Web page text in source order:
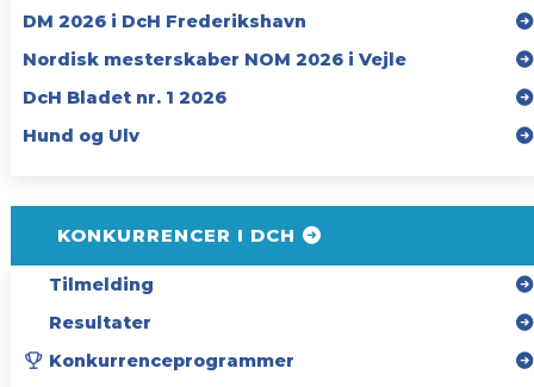
DM 2026 i DcH Frederikshavn
Nordisk mesterskaber NOM 2026 i Vejle
DcH Bladet nr. 1 2026
Hund og Ulv
KONKURRENCER I DCH
Tilmelding
Resultater
Konkurrenceprogrammer